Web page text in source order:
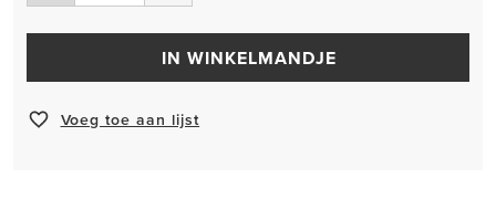
IN WINKELMANDJE
Voeg toe aan lijst